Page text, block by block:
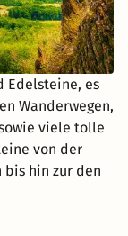
Edelsteine, es
Wanderwegen,
viele tolle
von der
hin zur den